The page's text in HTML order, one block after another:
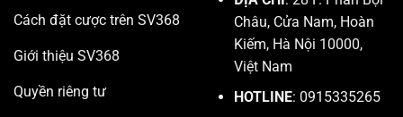
Cách đặt cược trên SV368
Giới thiệu SV368
Quyền riêng tư
Châu, Cửa Nam, Hoàn
Kiếm, Hà Nội 10000,
Việt Nam
HOTLINE: 0915335265